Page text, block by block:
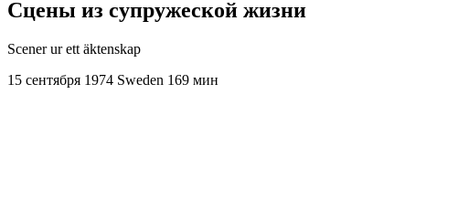
Сцены из супружеской жизни
Scener ur ett äktenskap
15 сентября 1974 Sweden 169 мин